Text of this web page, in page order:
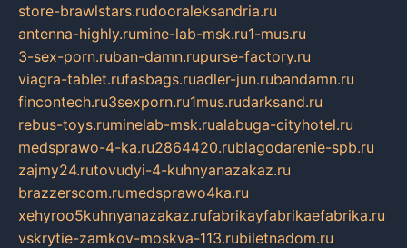
store-brawlstars.rudooraleksandria.ru
antenna-highly.rumine-lab-msk.ru1-mus.ru
3-sex-porn.ruban-damn.rupurse-factory.ru
viagra-tablet.rufasbags.ruadler-jun.rubandamn.ru
fincontech.ru3sexporn.ru1mus.rudarksand.ru
rebus-toys.ruminelab-msk.rualabuga-cityhotel.ru
medsprawo-4-ka.ru2864420.rublagodarenie-spb.ru
zajmy24.rutovudyi-4-kuhnyanazakaz.ru
brazzerscom.rumedsprawo4ka.ru
xehyroo5kuhnyanazakaz.rufabrikayfabrikaefabrika.ru
vskrytie-zamkov-moskva-113.rubiletnadom.ru